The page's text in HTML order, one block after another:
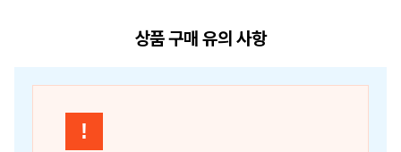
상품 구매 유의 사항
!